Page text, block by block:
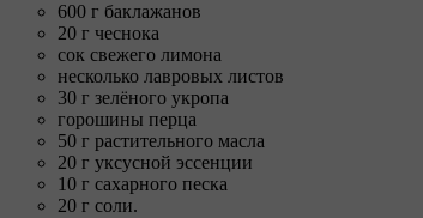
600 г баклажанов
20 г чеснока
сок свежего лимона
несколько лавровых листов
30 г зелёного укропа
горошины перца
50 г растительного масла
20 г уксусной эссенции
10 г сахарного песка
20 г соли.